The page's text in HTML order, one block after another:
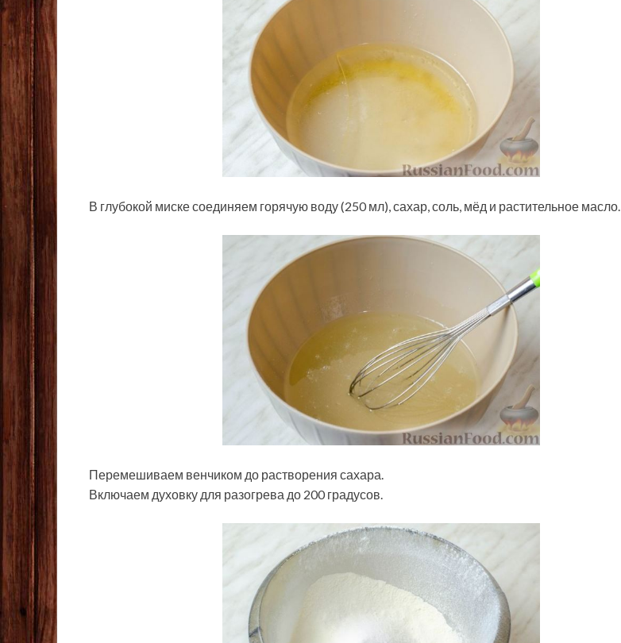
В глубокой миске соединяем горячую воду (250 мл), сахар, соль, мёд и растительное масло.
Перемешиваем венчиком до растворения сахара.
Включаем духовку для разогрева до 200 градусов.